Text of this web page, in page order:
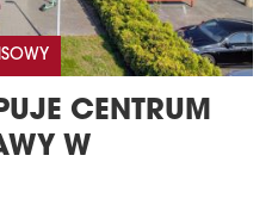
CENTRUM
W